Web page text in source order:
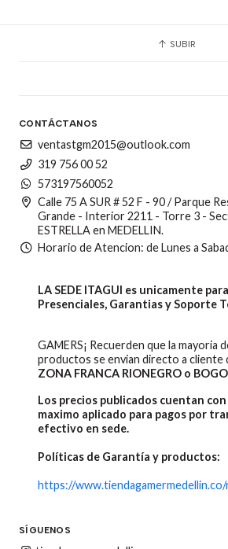
SUBIR
CONTÁCTANOS
ventastgm2015@outlook.com
319 756 00 52
573197560052
Calle 75 A SUR # 52 F - 90 / Parque
Grande - Interior 2211 - Torre 3 -
ESTRELLA en MEDELLIN.
Horario de Atencion: de Lunes a
LA SEDE ITAGUI es unicamente
Presenciales, Garantias y Soporte
GAMERS¡ Recuerden que la mayoria
productos se envian directo a cliente
ZONA FRANCA RIONEGRO o
Los precios publicados cuentan
maximo aplicado para pagos por
efectivo en sede.
Políticas de Garantía y productos:
https://
SÍGUENOS